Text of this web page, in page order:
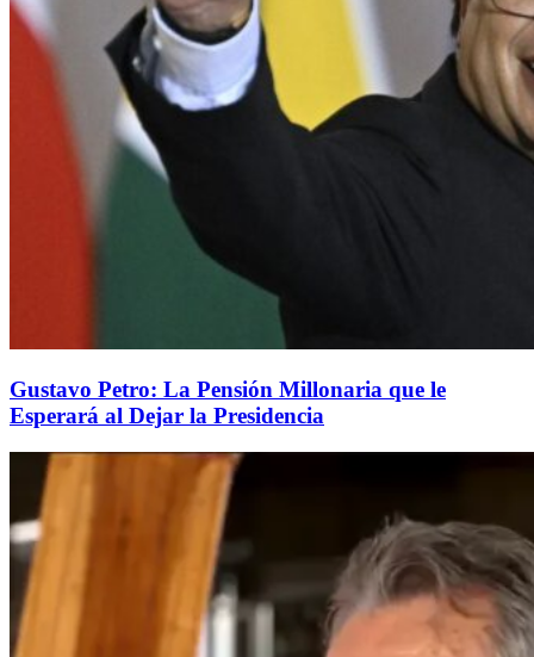
Gustavo Petro: La Pensión Millonaria que le
Esperará al Dejar la Presidencia